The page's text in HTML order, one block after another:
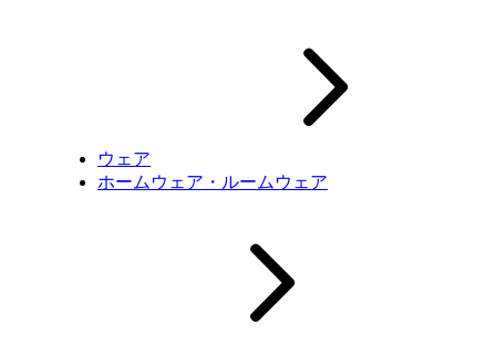
ウェア
ホームウェア・ルームウェア